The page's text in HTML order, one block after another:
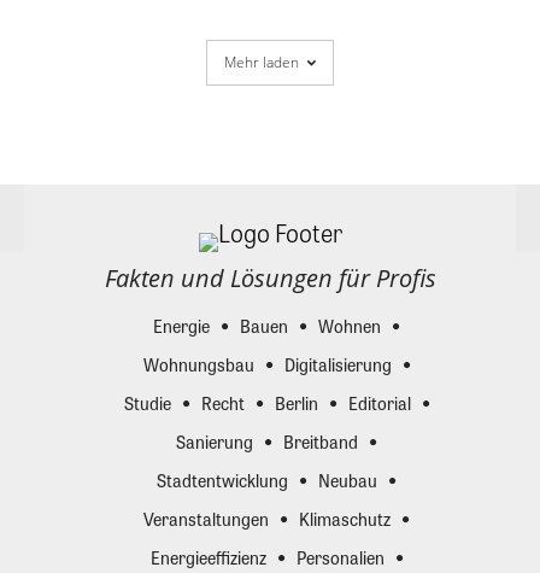
Mehr laden
Fakten und Lösungen für Profis
Energie Bauen
Wohnen
Wohnungsbau
Digitalisierung
Studie
Recht Berlin
Editorial
Sanierung
Breitband
Stadtentwicklung
Neubau
Veranstaltungen
Klimaschutz
Energieeffizienz
Personalien